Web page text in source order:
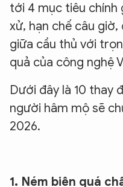
tới 4 mục tiêu chính
xử, hạn chế câu
giữa cầu thủ với
quả của công nghệ
Dưới đây là 10 thay
người hâm mộ sẽ
2026.
1. Ném biên quá